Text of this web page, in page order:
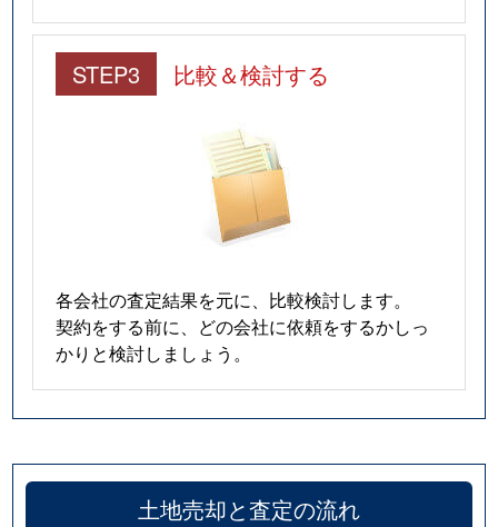
STEP3 比較＆検討する
各会社の査定結果を元に、比較検討します。
契約をする前に、どの会社に依頼をするかしっ
かりと検討しましょう。
土地売却と査定の流れ